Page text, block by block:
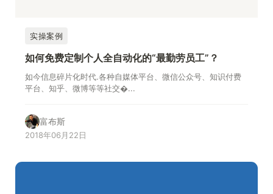
实操案例
如何免费定制个人全自动化的“最勤劳员工”？
如今信息碎片化时代.各种自媒体平台、微信公众号、知识付费
平台、知乎、微博等等社交�...
富布斯
2018年06月22日